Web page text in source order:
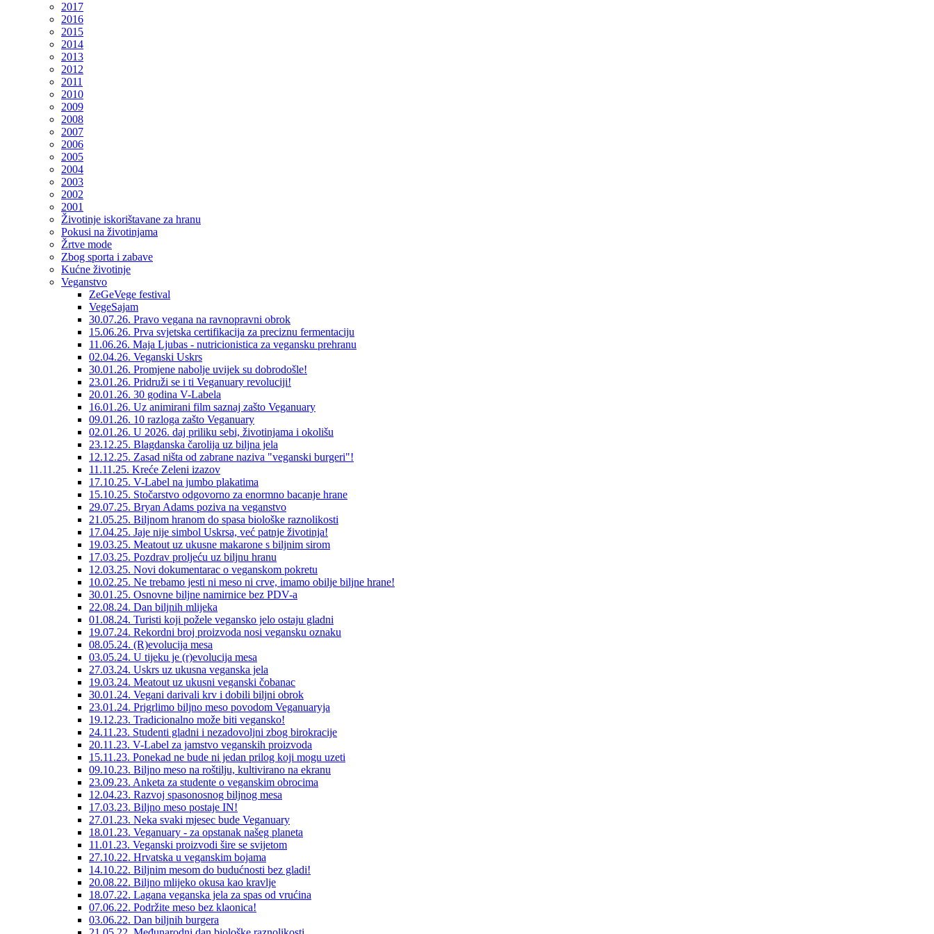
2017
2016
2015
2014
2013
2012
2011
2010
2009
2008
2007
2006
2005
2004
2003
2002
2001
Životinje iskorištavane za hranu
Pokusi na životinjama
Žrtve mode
Zbog sporta i zabave
Kućne životinje
Veganstvo
ZeGeVege festival
VegeSajam
30.07.26. Pravo vegana na ravnopravni obrok
15.06.26. Prva svjetska certifikacija za preciznu fermentaciju
11.06.26. Maja Ljubas - nutricionistica za vegansku prehranu
02.04.26. Veganski Uskrs
30.01.26. Promjene nabolje uvijek su dobrodošle!
23.01.26. Pridruži se i ti Veganuary revoluciji!
20.01.26. 30 godina V-Labela
16.01.26. Uz animirani film saznaj zašto Veganuary
09.01.26. 10 razloga zašto Veganuary
02.01.26. U 2026. daj priliku sebi, životinjama i okolišu
23.12.25. Blagdanska čarolija uz biljna jela
12.12.25. Zasad ništa od zabrane naziva "veganski burgeri"!
11.11.25. Kreće Zeleni izazov
17.10.25. V-Label na jumbo plakatima
15.10.25. Stočarstvo odgovorno za enormno bacanje hrane
29.07.25. Bryan Adams poziva na veganstvo
21.05.25. Biljnom hranom do spasa biološke raznolikosti
17.04.25. Jaje nije simbol Uskrsa, već patnje životinja!
19.03.25. Meatout uz ukusne makarone s biljnim sirom
17.03.25. Pozdrav proljeću uz biljnu hranu
12.03.25. Novi dokumentarac o veganskom pokretu
10.02.25. Ne trebamo jesti ni meso ni crve, imamo obilje biljne hrane!
30.01.25. Osnovne biljne namirnice bez PDV-a
22.08.24. Dan biljnih mlijeka
01.08.24. Turisti koji požele vegansko jelo ostaju gladni
19.07.24. Rekordni broj proizvoda nosi vegansku oznaku
08.05.24. (R)evolucija mesa
03.05.24. U tijeku je (r)evolucija mesa
27.03.24. Uskrs uz ukusna veganska jela
19.03.24. Meatout uz ukusni veganski čobanac
30.01.24. Vegani darivali krv i dobili biljni obrok
23.01.24. Prigrlimo biljno meso povodom Veganuaryja
19.12.23. Tradicionalno može biti vegansko!
24.11.23. Studenti gladni i nezadovoljni zbog birokracije
20.11.23. V-Label za jamstvo veganskih proizvoda
15.11.23. Ponekad ne bude ni jedan prilog koji mogu uzeti
09.10.23. Biljno meso na roštilju, kultivirano na ekranu
23.09.23. Anketa za studente o veganskim obrocima
12.04.23. Razvoj spasonosnog biljnog mesa
17.03.23. Biljno meso postaje IN!
27.01.23. Neka svaki mjesec bude Veganuary
18.01.23. Veganuary - za opstanak našeg planeta
11.01.23. Veganski proizvodi šire se svijetom
27.10.22. Hrvatska u veganskim bojama
14.10.22. Biljnim mesom do budućnosti bez gladi!
20.08.22. Biljno mlijeko okusa kao kravlje
18.07.22. Lagana veganska jela za spas od vrućina
07.06.22. Podržite meso bez klaonica!
03.06.22. Dan biljnih burgera